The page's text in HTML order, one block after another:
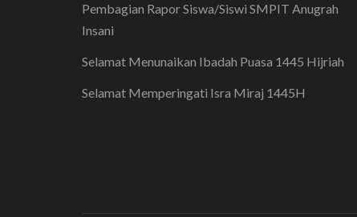
Pembagian Rapor Siswa/Siswi SMPIT Anugrah
Insani
Selamat Menunaikan Ibadah Puasa 1445 Hijriah
Selamat Memperingati Isra Miraj 1445H